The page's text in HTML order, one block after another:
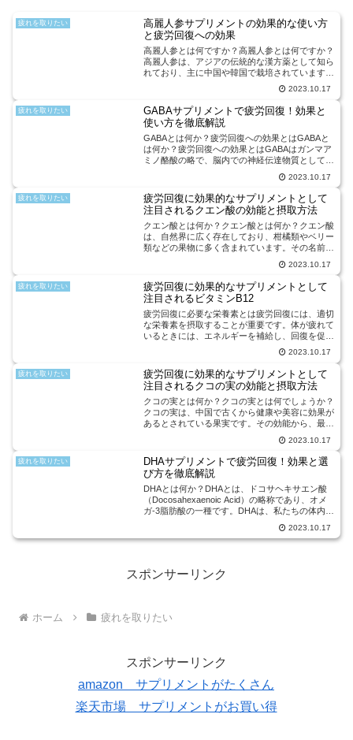
疲れを取りたい
高麗人参サプリメントの効果的な使い方
と疲労回復への効果
高麗人参とは何ですか？高麗人参とは何ですか？
高麗人参は、アジアの伝統的な漢方薬として知ら
れており、主に中国や韓国で栽培されています。
その歴史は古く、数千年にわたって使用されてき
ました。高麗人参は、主に根部を使用し、乾燥さ
せたり粉末にしたりし...
2023.10.17
疲れを取りたい
GABAサプリメントで疲労回復！効果と
使い方を徹底解説
GABAとは何か？疲労回復への効果とはGABAと
は何か？疲労回復への効果とはGABAはガンマア
ミノ酪酸の略で、脳内での神経伝達物質として重
し、リラックス効果をもたらすことで知られてい
ます。そのため、...
2023.10.17
疲れを取りたい
疲労回復に効果的なサプリメントとして
注目されるクエン酸の効能と摂取方法
クエン酸とは何か？クエン酸とは何か？クエン酸
は、自然界に広く存在しており、柑橘類やベリー
類などの果物に多く含まれています。その名前の
らきています。クエン酸は、酸味を持ちながら
も、さわやかな風味をも...
2023.10.17
疲れを取りたい
疲労回復に効果的なサプリメントとして
注目されるビタミンB12
疲労回復に必要な栄養素とは疲労回復には、適切
な栄養素を摂取することが重要です。体が疲れて
いるときには、エネルギーを補給し、回復を促す
栄養素が必要です。その中でも、ビタミンB12は
疲労回復に効果的な栄養素として注目されていま
す。ビタミンB12...
2023.10.17
疲れを取りたい
疲労回復に効果的なサプリメントとして
注目されるクコの実の効能と摂取方法
クコの実とは何か？クコの実とは何でしょうか？
クコの実は、中国で古くから健康や美容に効果が
あるとされている果実です。その効能から、最近
されています。クコの実には、抗酸化作用があり
ます。抗酸化作用とは...
2023.10.17
疲れを取りたい
DHAサプリメントで疲労回復！効果と選
び方を徹底解説
DHAとは何か？DHAとは、ドコサヘキサエン酸
（Docosahexaenoic Acid）の略称であり、オメ
ガ-3脂肪酸の一種です。DHAは、私たちの体内で
摂取する必要があります。DHAは、脳の健...
2023.10.17
スポンサーリンク
ホーム 疲れを取りたい
スポンサーリンク
amazon サプリメントがたくさん
楽天市場 サプリメントがお買い得